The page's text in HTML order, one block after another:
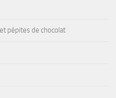
pépites de chocolat